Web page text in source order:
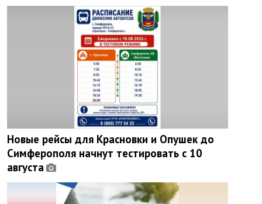
Новые рейсы для Красновки и Опушек до
Симферополя начнут тестировать с 10
августа